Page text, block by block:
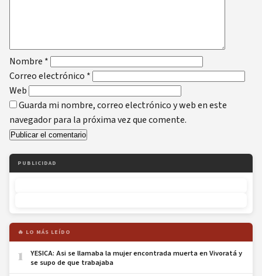
Nombre *
Correo electrónico *
Web
Guarda mi nombre, correo electrónico y web en este
navegador para la próxima vez que comente.
PUBLICIDAD
🔥 LO MÁS LEÍDO
1
YESICA: Asi se llamaba la mujer encontrada muerta en Vivoratá y
se supo de que trabajaba